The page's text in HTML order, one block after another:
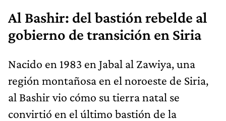
Al Bashir: del bastión rebelde al
gobierno de transición en Siria
Nacido en 1983 en Jabal al Zawiya, una
región montañosa en el noroeste de Siria,
al Bashir vio cómo su tierra natal se
convirtió en el último bastión de la